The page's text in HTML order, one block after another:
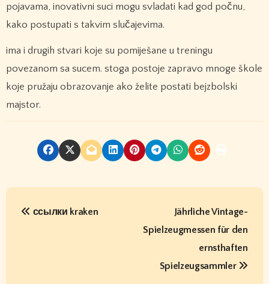
pojavama, inovativni suci mogu svladati kad god počnu,
kako postupati s takvim slučajevima.
ima i drugih stvari koje su pomiješane u treningu
povezanom sa sucem. stoga postoje zapravo mnoge škole
koje pružaju obrazovanje ako želite postati bejzbolski
majstor.
P
ссылки kraken
Jährliche Vintage-
Spielzeugmessen für den
ernsthaften
Spielzeugsammler